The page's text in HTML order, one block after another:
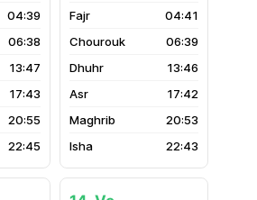
04:39
06:38
13:47
17:43
20:55
22:45
04:41
06:39
13:46
17:42
20:53
22:43